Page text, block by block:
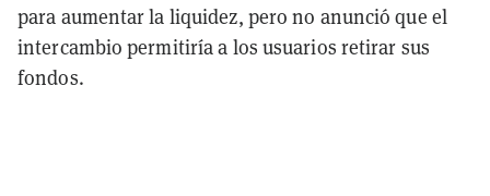
para aumentar la liquidez, pero no anunció que el
intercambio permitiría a los usuarios retirar sus
fondos.